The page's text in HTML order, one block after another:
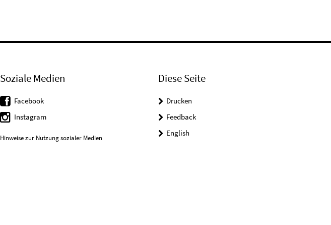
Soziale Medien
Facebook
Instagram
Hinweise zur Nutzung sozialer Medien
Diese Seite
Drucken
Feedback
English